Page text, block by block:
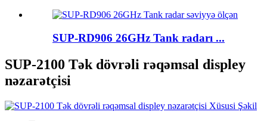
SUP-RD906 26GHz Tank radarı ...
SUP-2100 Tək dövrəli rəqəmsal displey
nəzarətçisi